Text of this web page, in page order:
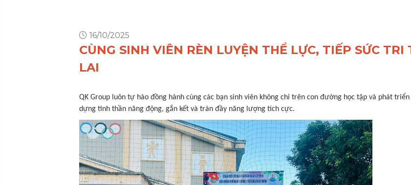
16/10/2025
CÙNG SINH VIÊN RÈN LUYỆN THỂ LỰC, TIẾP SỨC
LAI
QK Group luôn tự hào đồng hành cùng các bạn sinh viên không chỉ trên con đường học tập và phát
dựng tinh thần năng động, gắn kết và tràn đầy năng lượng tích cực.